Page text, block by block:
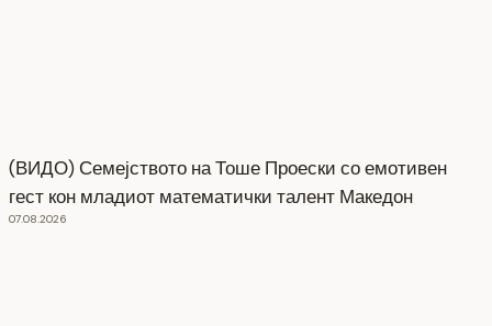
(ВИДО) Семејството на Тоше Проески со емотивен
гест кон младиот математички талент Македон
07.08.2026